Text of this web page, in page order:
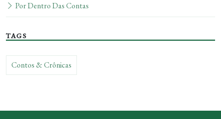
Por Dentro Das Contas
TAGS
Contos & Crônicas